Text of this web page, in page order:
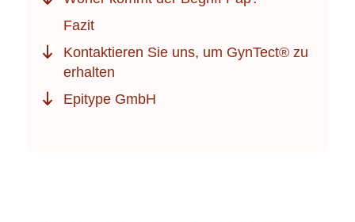
Fazit
Kontaktieren Sie uns, um GynTect® zu
erhalten
Epitype GmbH